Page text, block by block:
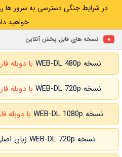
در شرایط جنگی دسترسی به سرور ها
خواهید
نسخه های قابل پخش آنلاین
نسخه WEB-DL 480p با دوبله
نسخه WEB-DL 720p با دوبله
نسخه WEB-DL 1080p با دوبله
نسخه WEB-DL 720p زبان اصلی